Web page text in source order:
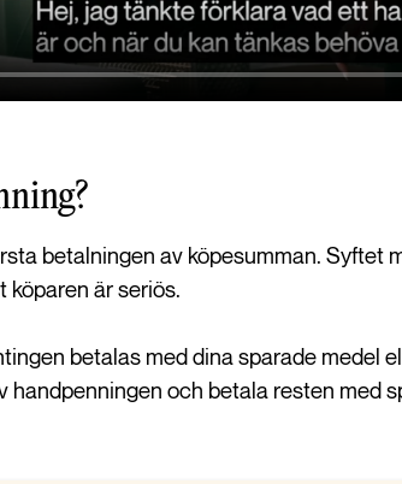
betalningen av köpesumman. Syftet
köparen är seriös.
betalas med dina sparade medel
handpenningen och betala resten med